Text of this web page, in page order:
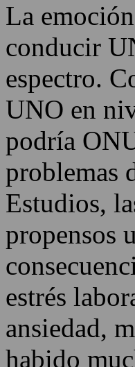
La
conducir
espectro.
UNO en
podría
problemas
Estudios,
propensos
estrés
ansiedad,
habido